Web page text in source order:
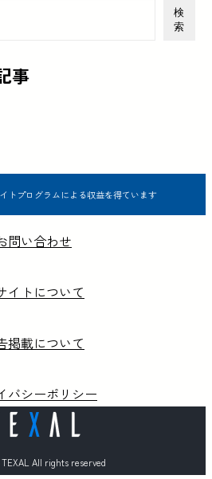
検
索
事
トプログラムによる収益を得ています
問い合わせ
イトについて
掲載について
バシーポリシー
All rights reserved